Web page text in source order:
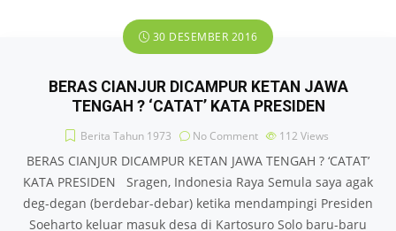
30 DESEMBER 2016
BERAS CIANJUR DICAMPUR KETAN JAWA
TENGAH ? ‘CATAT’ KATA PRESIDEN
Berita Tahun 1973 No Comment 112 Views
BERAS CIANJUR DICAMPUR KETAN JAWA TENGAH ? ‘CATAT’
KATA PRESIDEN Sragen, Indonesia Raya Semula saya agak
deg-degan (berdebar-debar) ketika mendampingi Presiden
Soeharto keluar masuk desa di Kartosuro Solo baru-baru